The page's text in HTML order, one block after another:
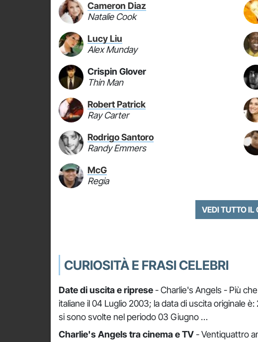
Cameron Diaz
Natalie Cook
Lucy Liu
Alex Munday
Crispin Glover
Thin Man
Robert Patrick
Ray Carter
Rodrigo Santoro
Randy Emmers
McG
Regia
VEDI TUTTO IL
CURIOSITÀ E FRASI CELEBRI
Date di uscita e riprese- Charlie's Angels - Più
italiane il 04 Luglio 2003; la data di uscita originale
si sono svolte nel periodo 03 Giugno …
Charlie's Angels tra cinema e TV- Ventiquattro